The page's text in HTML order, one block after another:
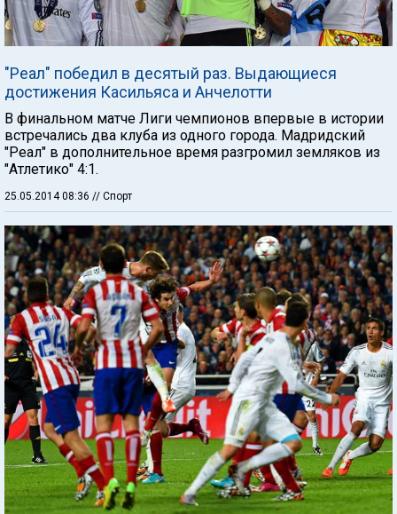
"Реал" победил в десятый раз. Выдающиеся
достижения Касильяса и Анчелотти
В финальном матче Лиги чемпионов впервые в истории
встречались два клуба из одного города. Мадридский
"Реал" в дополнительное время разгромил земляков из
"Атлетико" 4:1.
25.05.2014 08:36 // Спорт